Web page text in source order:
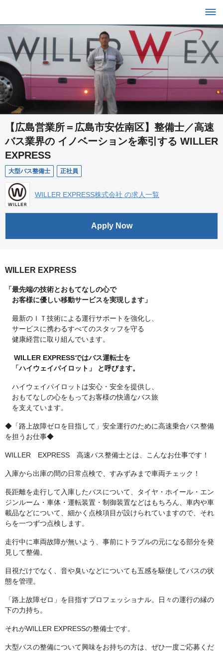
【広島営業所＝広島市安佐南区】整備士／高速
バス業界の イノベーションを牽引する WILLER
EXPRESS
大型バス整備士 正社員
WILLER EXPRESS株式会社 の求人一覧
Apply Now
WILLER EXPRESS
「最先端の技術とおもてなしの心で
お客様に優しい移動サービスを実現します」
最新のＩＴ技術による運行サポートを強化し、
サービスに携わるすべてのスタッフを守る
健康経営に取り組んでいます。
WILLER EXPRESSではバス運転士を
「ハイウェイパイロット」 と呼びます。
ハイウェイパイロットは安心・安全を提供し、
おもてなしの心をもってお客様の快適なバス旅
を支えています。
◆「路上故障ゼロを目指して」安全運行のために高速乗合バス整備
を担うお仕事◆
WILLER EXPRESS 高速バス整備士とは、こんなお仕事です！
入庫から出庫の間の日常点検で、すみずみまで車両チェック！
長距離を走行して入庫したバスについて、タイヤ・ホイール・エン
ジンルーム・車体・運転装置・制御装置などはもちろん、車内や車
載品などについて、細かく点検項目が設けられていますので、それ
らを一つずつ点検します。
走行中に車両故障が無いよう、事前にトラブルの元になる部分を発
見して整備。
目視だけでなく、音や臭いなどについても五感を駆使してバスの状
態を管理。
「路上故障ゼロ」を目指すプロフェッショナル。日々の運行の縁の
下の力持ち。
それがWILLER EXPRESSの整備士です。
大型バスの整備について興味をお持ちの方は、ぜひ一度ご応募くだ